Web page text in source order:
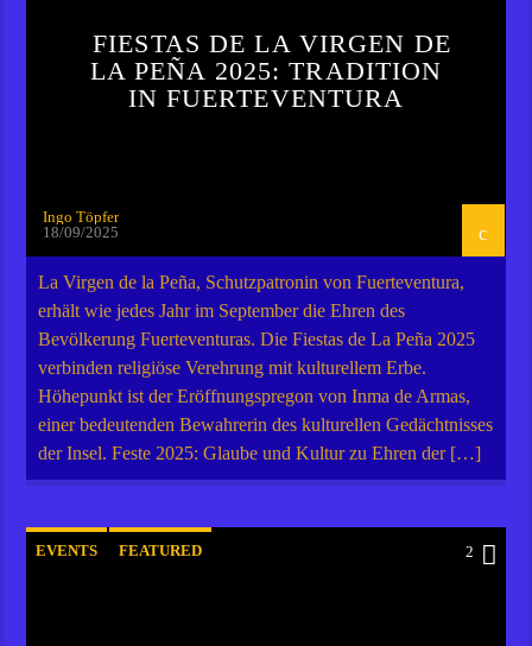
FIESTAS DE LA VIRGEN DE
LA PEÑA 2025: TRADITION
IN FUERTEVENTURA
Ingo Töpfer
18/09/2025
La Virgen de la Peña, Schutzpatronin von Fuerteventura,
erhält wie jedes Jahr im September die Ehren des
Bevölkerung Fuerteventuras. Die Fiestas de La Peña 2025
verbinden religiöse Verehrung mit kulturellem Erbe.
Höhepunkt ist der Eröffnungspregon von Inma de Armas,
einer bedeutenden Bewahrerin des kulturellen Gedächtnisses
der Insel. Feste 2025: Glaube und Kultur zu Ehren der […]
EVENTS FEATURED 2